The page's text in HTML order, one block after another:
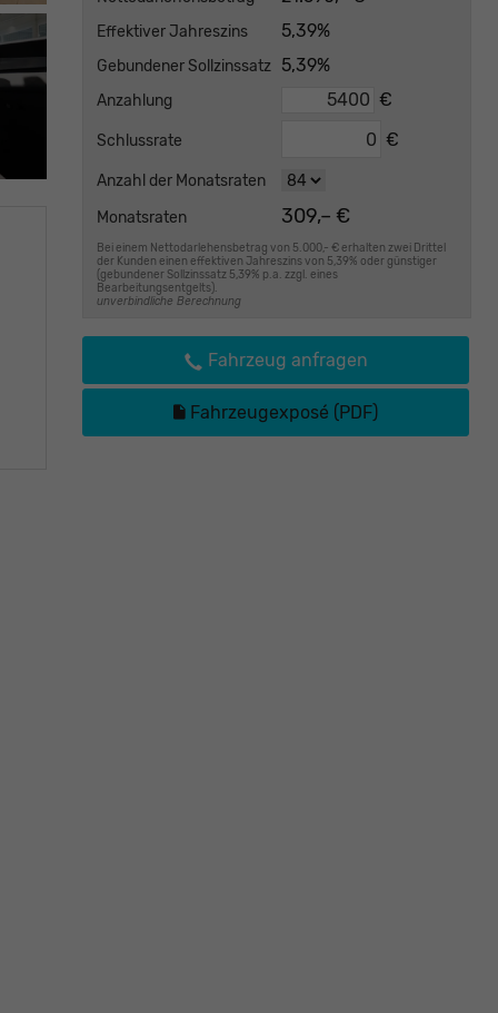
Effektiver Jahreszins 5,39%
Gebundener Sollzinssatz 5,39%
Anzahlung €
Schlussrate €
Anzahl der Monatsraten
Monatsraten
309,– €
Bei einem Nettodarlehensbetrag von 5.000,- € erhalten zwei Drittel
der Kunden einen effektiven Jahreszins von 5,39% oder günstiger
(gebundener Sollzinssatz 5,39% p.a. zzgl. eines
Bearbeitungsentgelts).
unverbindliche Berechnung
Fahrzeug anfragen
Fahrzeugexposé (PDF)